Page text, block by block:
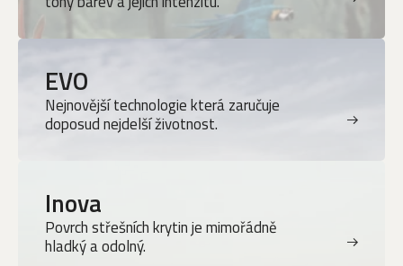
EVO
Nejnovější technologie která zaručuje
doposud nejdelší životnost.
Inova
Povrch střešních krytin je mimořádně
hladký a odolný.